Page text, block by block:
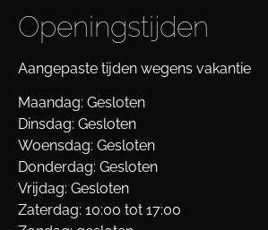
Openingstijden
Aangepaste tijden wegens vakantie
Maandag: Gesloten
Dinsdag: Gesloten
Woensdag: Gesloten
Donderdag: Gesloten
Vrijdag: Gesloten
Zaterdag: 10:00 tot 17:00